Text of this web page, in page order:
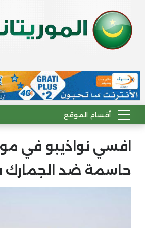
افسي نواذيبو في
حاسمة ضد الجمارك